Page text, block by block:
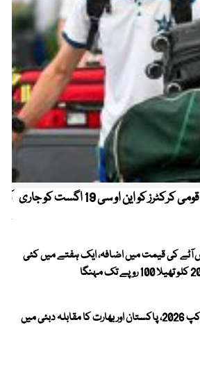
کیریبین پریمیئر لیگ ، قومی کرکٹرز کو این او سی 19 اگست کو جاری
آٹے کی قیمت میں اضافہ، ایک ہفتے میں کئی
ویمنز ایشیا کپ 2026، پاکستان اور بھارت کا مقابلہ دبئی میں